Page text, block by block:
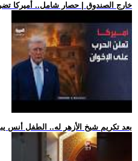
.. خارج الصندوق | حصار شامل.. أميركا
.. بعد تكريم شيخ الأزهر له.. الطفل أنس